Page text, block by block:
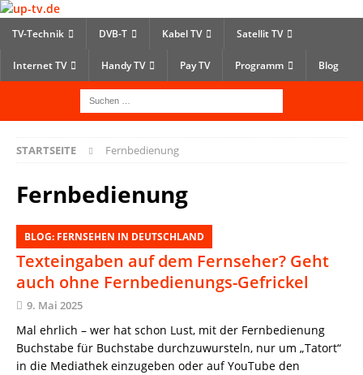
TV-Technik DVB-T Kabel TV Satellit TV
Internet TV Handy TV Pay TV Programm Blog
STARTSEITE Fernbedienung
Fernbedienung
BLOG: FERNSEHEN IN DEUTSCHLAND
Texteingaben auf dem Fernseher? Geht
auch ohne Fernbedienungs-Gefrickel
9. Mai 2025
Mal ehrlich – wer hat schon Lust, mit der Fernbedienung
Buchstabe für Buchstabe durchzuwursteln, nur um „Tatort“
in die Mediathek einzugeben oder auf YouTube den